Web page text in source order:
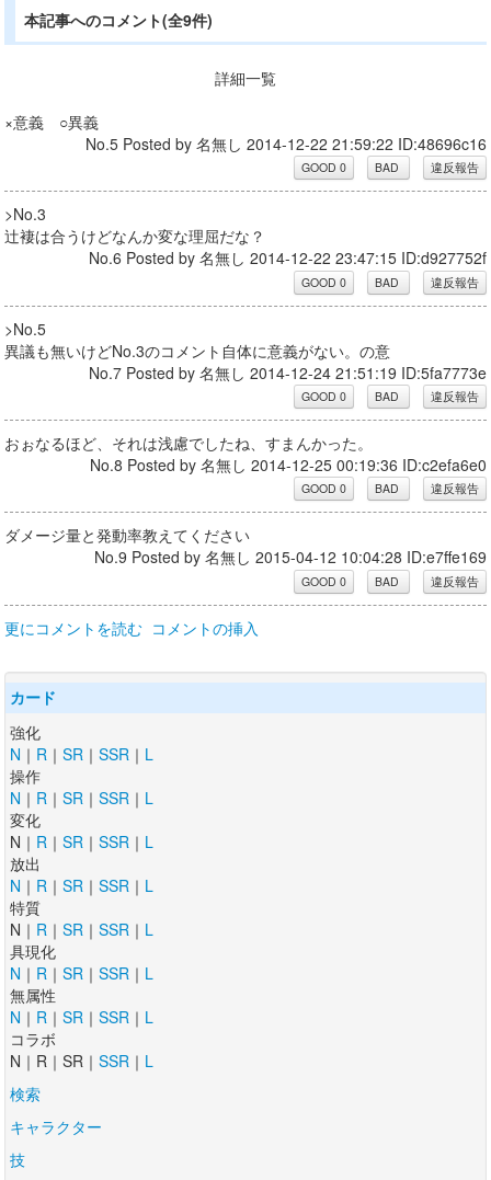
本記事へのコメント(全9件)
詳細一覧
×意義 ○異義
No.5 Posted by 名無し 2014-12-22 21:59:22 ID:48696c16
>No.3
辻褄は合うけどなんか変な理屈だな？
No.6 Posted by 名無し 2014-12-22 23:47:15 ID:d927752f
>No.5
異議も無いけどNo.3のコメント自体に意義がない。の意
No.7 Posted by 名無し 2014-12-24 21:51:19 ID:5fa7773e
おぉなるほど、それは浅慮でしたね、すまんかった。
No.8 Posted by 名無し 2014-12-25 00:19:36 ID:c2efa6e0
ダメージ量と発動率教えてください
No.9 Posted by 名無し 2015-04-12 10:04:28 ID:e7ffe169
更にコメントを読む コメントの挿入
カード
強化
N ｜ R ｜ SR ｜ SSR ｜ L
操作
N ｜ R ｜ SR ｜ SSR ｜ L
変化
N｜ R ｜ SR ｜ SSR ｜ L
放出
N ｜ R ｜ SR ｜ SSR ｜ L
特質
N｜ R ｜ SR ｜ SSR ｜ L
具現化
N ｜ R ｜ SR ｜ SSR ｜ L
無属性
N ｜ R ｜ SR ｜ SSR ｜ L
コラボ
N｜R｜SR｜ SSR ｜ L
検索
キャラクター
技